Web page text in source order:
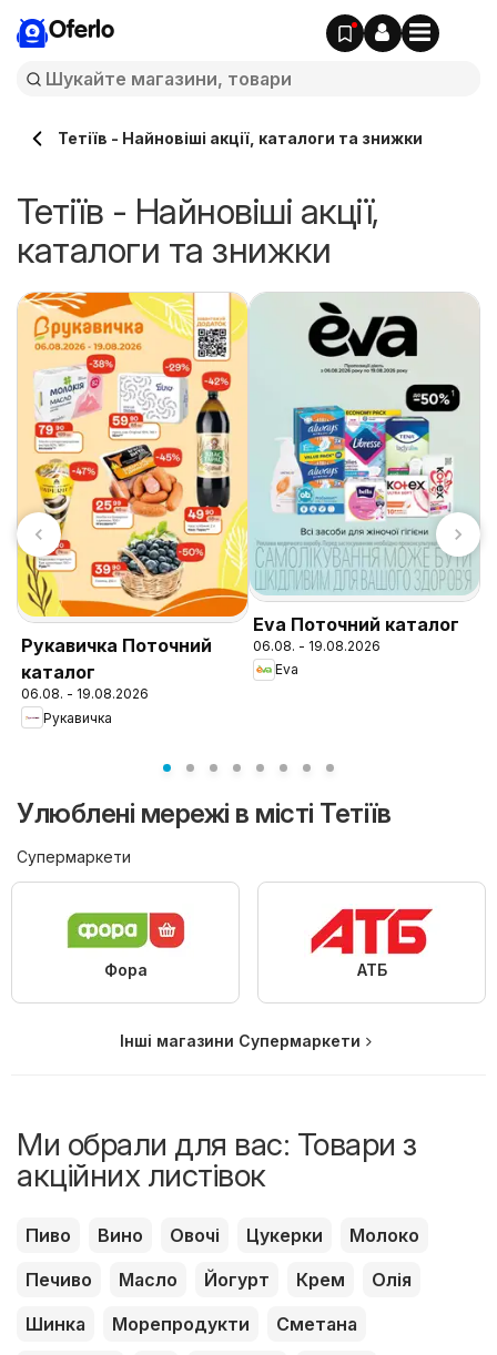
Oferlo
Тетіїв - Найновіші акції, каталоги та знижки
Тетіїв - Найновіші акції,
каталоги та знижки
Рукавичка Поточний
каталог
06.08. - 19.08.2026
Рукавичка
Eva Поточний каталог
06.08. - 19.08.2026
Eva
Улюблені мережі в місті Тетіїв
Супермаркети
Фора АТБ
Інші магазини Супермаркети
Ми обрали для вас: Товари з
акційних листівок
Пиво Вино Овочі Цукерки
Молоко
Печиво
Масло Йогурт Крем
Олія
Шинка
Морепродукти
Сметана